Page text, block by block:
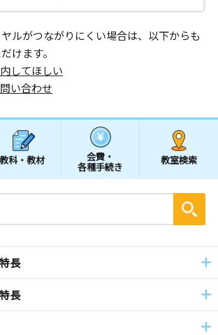
ルがつながりにくい場合は、以下からも
けます。
してほしい
い合わせ
教科・教材 会費・
各種手続き
教室検索
長
長